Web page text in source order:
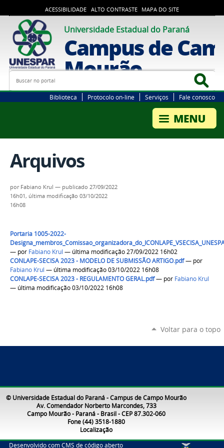
ACESSIBILIDADE ALTO CONTRASTE MAPA DO SITE
Universidade Estadual do Paraná
Campus de
Mourão
Busca
Biblioteca Protocolo on-line Serviços Fale conosco
Arquivos
por Fabiano Krul — publicado 27/09/2022
16h01, última modificação 03/10/2022
16h08
Portaria 1005-2022-
— por Fabiano Krul — última modificação 27/09/2022 16h02
CONLAPE-SECISA 2023 - MODELO DE SUBMISSÃO ARTIGO.pdf— por
Fabiano Krul — última modificação 03/10/2022 16h08
CONLAPE-SECISA 2023 - REGULAMENTO GERAL.pdf— por Fabiano Krul
— última modificação 03/10/2022 16h08
Voltar para o topo
© Universidade Estadual do Paraná - Campus de Campo Mourão
Av. Comendador Norberto Marcondes, 733
Campo Mourão - Paraná - Brasil - CEP 87.302-060
Fone (44) 3518-1880
Localização
Desenvolvido com CMS de código aberto